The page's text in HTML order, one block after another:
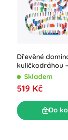
Dřevěné
kuličkodráhou
sada 1131 dílků
Skladem
519 Kč
Do